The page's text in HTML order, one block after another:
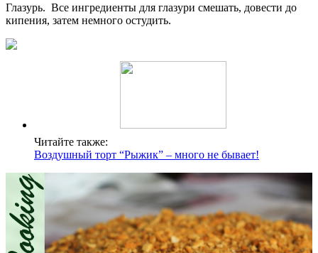
Глазурь. Все ингредиенты для глазури смешать, довести до
кипения, затем немного остудить.
Читайте также:
Воздушный торт “Рыжик” – много не бывает!